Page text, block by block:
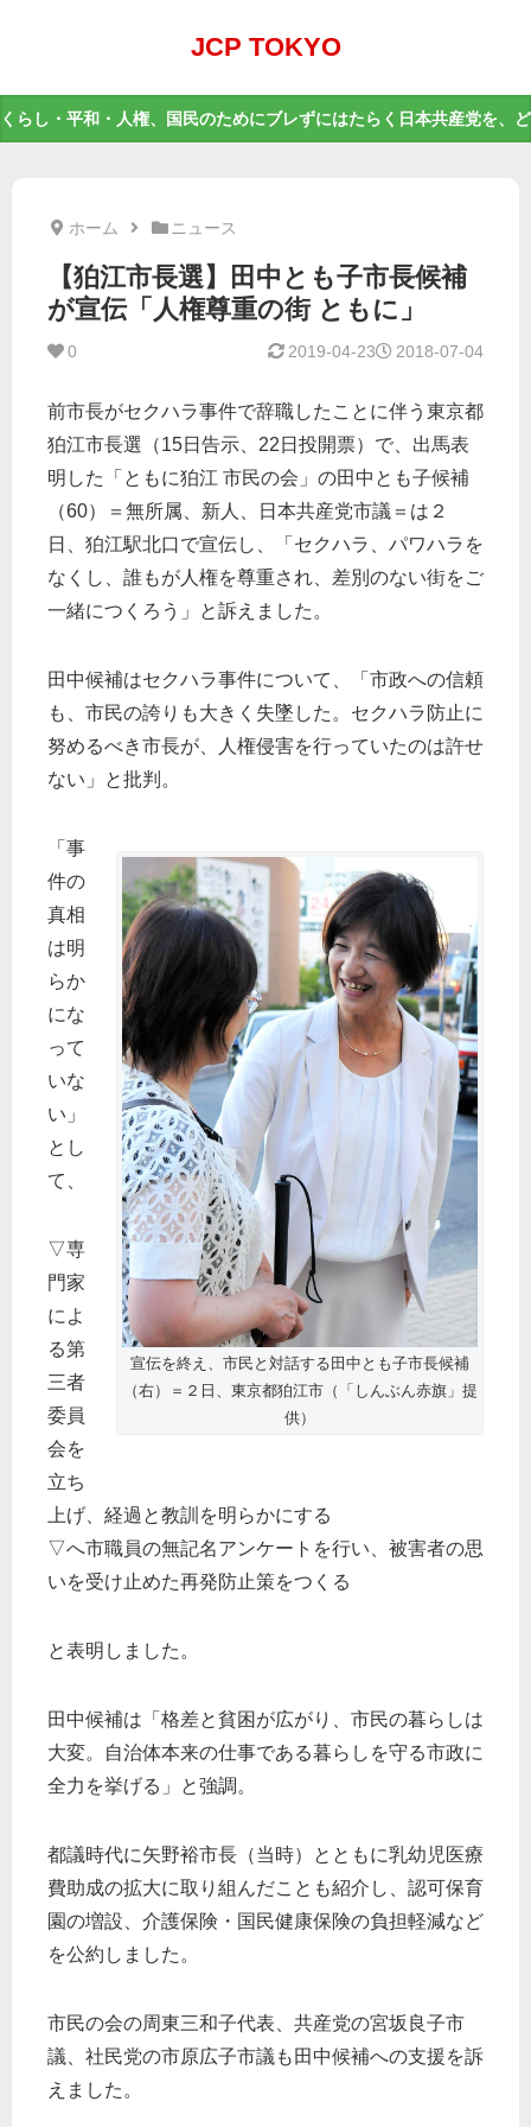
JCP TOKYO
くらし・平和・人権、国民のためにブレずにはたらく日本共産党を、
ホーム ニュース
【狛江市長選】田中とも子市長候補
が宣伝「人権尊重の街 ともに」
0 2018-07-04
2019-04-23
前市長がセクハラ事件で辞職したことに伴う東京都
狛江市長選（15日告示、22日投開票）で、出馬表
明した「ともに狛江 市民の会」の田中とも子候補
（60）＝無所属、新人、日本共産党市議＝は２
日、狛江駅北口で宣伝し、「セクハラ、パワハラを
なくし、誰もが人権を尊重され、差別のない街をご
一緒につくろう」と訴えました。
田中候補はセクハラ事件について、「市政への信頼
も、市民の誇りも大きく失墜した。セクハラ防止に
努めるべき市長が、人権侵害を行っていたのは許せ
ない」と批判。
宣伝を終え、市民と対話する田中とも子市長候補
（右）＝２日、東京都狛江市（「しんぶん赤旗」提
供）
「事
件の
真相
は明
らか
にな
って
いな
い」
とし
て、
▽専
門家
によ
る第
三者
委員
会を
立ち
上げ、経過と教訓を明らかにする
▽へ市職員の無記名アンケートを行い、被害者の思
いを受け止めた再発防止策をつくる
と表明しました。
田中候補は「格差と貧困が広がり、市民の暮らしは
大変。自治体本来の仕事である暮らしを守る市政に
全力を挙げる」と強調。
都議時代に矢野裕市長（当時）とともに乳幼児医療
費助成の拡大に取り組んだことも紹介し、認可保育
園の増設、介護保険・国民健康保険の負担軽減など
を公約しました。
市民の会の周東三和子代表、共産党の宮坂良子市
議、社民党の市原広子市議も田中候補への支援を訴
えました。